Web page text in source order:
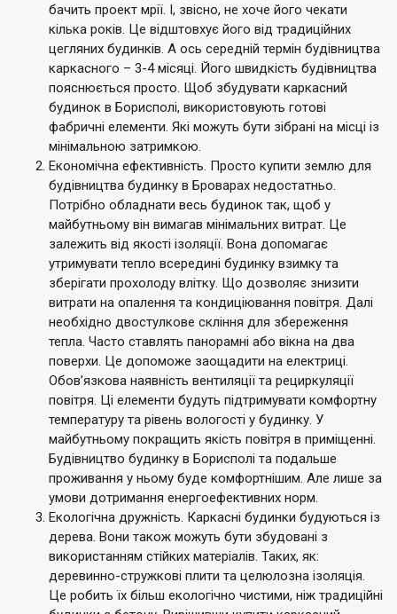
бачить проект мрії. І, звісно, не хоче його чекати
кілька років. Це відштовхує його від традиційних
цегляних будинків. А ось середній термін будівництва
каркасного – 3-4 місяці. Його швидкість будівництва
пояснюється просто. Щоб збудувати каркасний
будинок в Борисполі, використовують готові
фабричні елементи. Які можуть бути зібрані на місці із
мінімальною затримкою.
Економічна ефективність. Просто купити землю для
будівництва будинку в Броварах недостатньо.
Потрібно обладнати весь будинок так, щоб у
майбутньому він вимагав мінімальних витрат. Це
залежить від якості ізоляції. Вона допомагає
утримувати тепло всередині будинку взимку та
зберігати прохолоду влітку. Що дозволяє знизити
витрати на опалення та кондиціювання повітря. Далі
необхідно двостулкове скління для збереження
тепла. Часто ставлять панорамні або вікна на два
поверхи. Це допоможе заощадити на електриці.
Обов’язкова наявність вентиляції та рециркуляції
повітря. Ці елементи будуть підтримувати комфортну
температуру та рівень вологості у будинку. У
майбутньому покращить якість повітря в приміщенні.
Будівництво будинку в Борисполі та подальше
проживання у ньому буде комфортнішим. Але лише за
умови дотримання енергоефективних норм.
Екологічна дружність. Каркасні будинки будуються із
дерева. Вони також можуть бути збудовані з
використанням стійких матеріалів. Таких, як:
деревинно-стружкові плити та целюлозна ізоляція.
Це робить їх більш екологічно чистими, ніж традиційні